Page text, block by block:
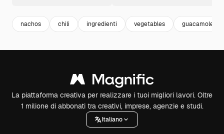
nachos chili ingredienti vegetables guacamole
La piattaforma creativa per realizzare i tuoi migliori lavori. Oltre
1 milione di abbonati tra creativi, imprese, agenzie e studi.
Italiano